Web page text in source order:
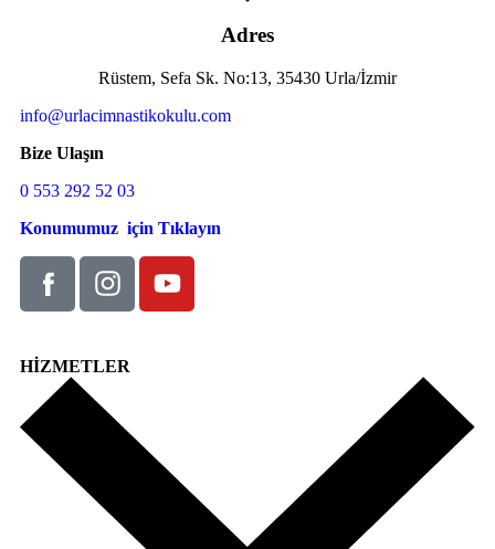
Adres
Rüstem, Sefa Sk. No:13, 35430 Urla/İzmir
info@urlacimnastikokulu.com
Bize Ulaşın
0 553 292 52 03
Konumumuz için Tıklayın
HİZMETLER